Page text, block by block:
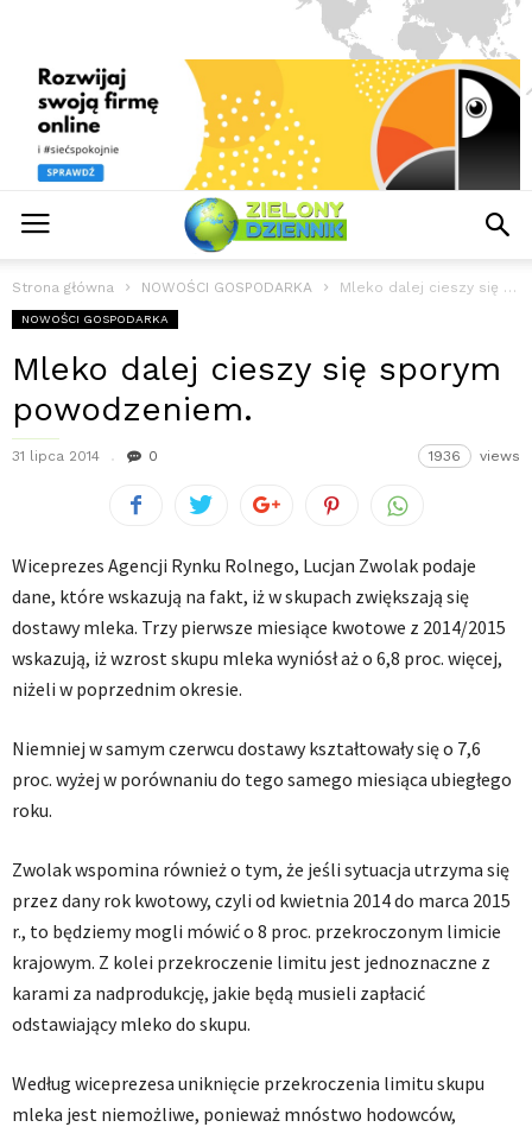
Strona główna NOWOŚCI GOSPODARKA Mleko dalej cieszy się sporym powodzeniem.
NOWOŚCI GOSPODARKA
Mleko dalej cieszy się sporym
powodzeniem.
31 lipca 2014 0 1936 views
Wiceprezes Agencji Rynku Rolnego, Lucjan Zwolak podaje
dane, które wskazują na fakt, iż w skupach zwiększają się
dostawy mleka. Trzy pierwsze miesiące kwotowe z 2014/2015
wskazują, iż wzrost skupu mleka wyniósł aż o 6,8 proc. więcej,
niżeli w poprzednim okresie.
Niemniej w samym czerwcu dostawy kształtowały się o 7,6
proc. wyżej w porównaniu do tego samego miesiąca ubiegłego
roku.
Zwolak wspomina również o tym, że jeśli sytuacja utrzyma się
przez dany rok kwotowy, czyli od kwietnia 2014 do marca 2015
r., to będziemy mogli mówić o 8 proc. przekroczonym limicie
krajowym. Z kolei przekroczenie limitu jest jednoznaczne z
karami za nadprodukcję, jakie będą musieli zapłacić
odstawiający mleko do skupu.
Według wiceprezesa uniknięcie przekroczenia limitu skupu
mleka jest niemożliwe, ponieważ mnóstwo hodowców,